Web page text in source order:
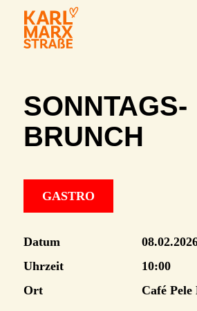
SONNTAGS-
BRUNCH
GASTRO
Datum
Uhrzeit
10:00
Ort
Café Pele